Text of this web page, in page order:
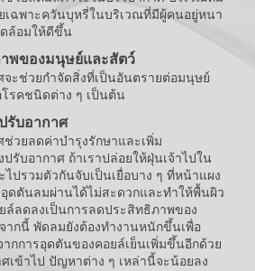
เฉพาะควันบุหรี่ในบริเวณที่มีผู้คนอยู่หนา
ล้อมให้ดีขึ้น
พของมนุษย์และสัตว์
วยกำจัดสิ่งที่เป็นอันตรายต่อมนุษย์
รคชนิดต่าง ๆ เป็นต้น
รับอากาศ
ลดค่าบำรุงรักษาและเพิ่ม
รับอากาศ ถ้าเราปล่อยให้ฝุ่นเจ้าไปใน
ไปรวมตัวกันจับเป็นเยื่อบาง ๆ ที่หน้าแผง
อุดตันลมผ่านได้ไม่สะดวกและทำให้พื้นผิว
ล์ลดลงเป็นการลดประสิทธิภาพของ
ากนี้ พัดลมยังต้องทำงานหนักขึ้นเพื่อ
กการอุดตันของคอยล์เย็นเพิ่มขึ้นอีกด้วย
เข้าไป ปัญหาต่าง ๆ เหล่านี้จะน้อยลง